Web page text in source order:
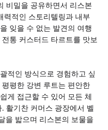
비밀을 공유하면서 리스본
력적인 스토리텔링과 내부
잊을 수 없는 발견의 여행
통 커스터드 타르트를 맛보
적인 방식으로 경험하고 싶
평한 강변 루트는 편안한
게 접근할 수 있어 모든 체
활기찬 커머스 광장에서 벨
을 밟으며 리스본의 보물을